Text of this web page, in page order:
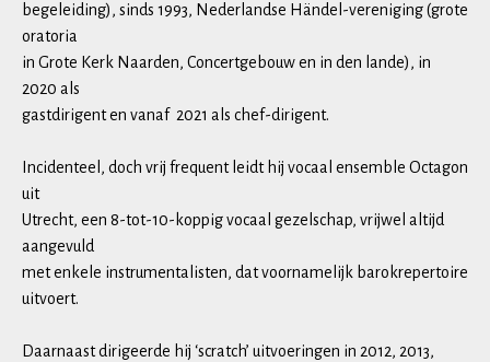
begeleiding), sinds 1993, Nederlandse Händel-vereniging (grote
oratoria
in Grote Kerk Naarden, Concertgebouw en in den lande), in
2020 als
gastdirigent en vanaf 2021 als chef-dirigent.
Incidenteel, doch vrij frequent leidt hij vocaal ensemble Octagon
uit
Utrecht, een 8-tot-10-koppig vocaal gezelschap, vrijwel altijd
aangevuld
met enkele instrumentalisten, dat voornamelijk barokrepertoire
uitvoert.
Daarnaast dirigeerde hij ‘scratch’ uitvoeringen in 2012, 2013,